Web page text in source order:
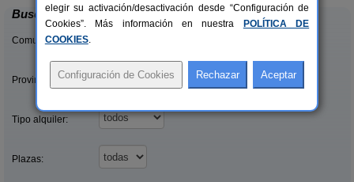
Buscar
Comunidades:
Provincias/Islas:
Tipo alquiler:
Plazas:
elegir su activación/desactivación desde “Configuración de
Cookies”. Más información en nuestra
POLÍTICA DE
COOKIES.